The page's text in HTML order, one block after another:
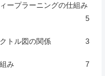
ープラーニングの仕組み
5
トル図の関係 3
み 7